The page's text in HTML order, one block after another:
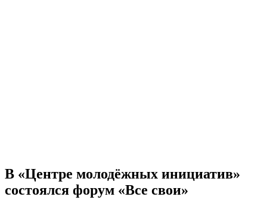
В «Центре молодёжных инициатив»
состоялся форум «Все свои»